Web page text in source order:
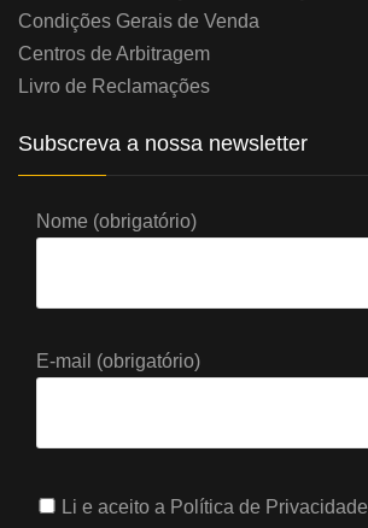
Condições Gerais de Venda
Centros de Arbitragem
Livro de Reclamações
Subscreva a nossa newsletter
Nome (obrigatório)
E-mail (obrigatório)
Li e aceito a Política de Privacidade